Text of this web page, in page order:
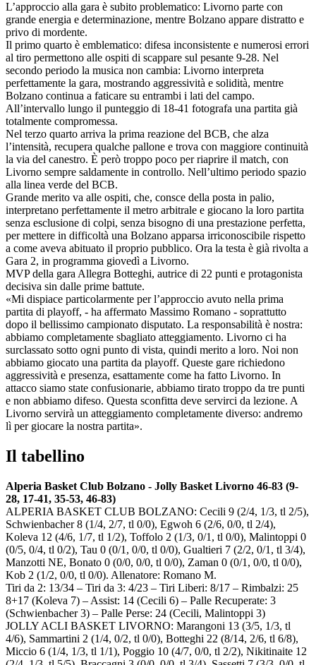
L’approccio alla gara è subito problematico: Livorno parte con
grande energia e determinazione, mentre Bolzano appare distratto e
privo di mordente.
Il primo quarto è emblematico: difesa inconsistente e numerosi errori
al tiro permettono alle ospiti di scappare sul pesante 9-28. Nel
secondo periodo la musica non cambia: Livorno interpreta
perfettamente la gara, mostrando aggressività e solidità, mentre
Bolzano continua a faticare su entrambi i lati del campo.
All’intervallo lungo il punteggio di 18-41 fotografa una partita già
totalmente compromessa.
Nel terzo quarto arriva la prima reazione del BCB, che alza
l’intensità, recupera qualche pallone e trova con maggiore continuità
la via del canestro. È però troppo poco per riaprire il match, con
Livorno sempre saldamente in controllo. Nell’ultimo periodo spazio
alla linea verde del BCB.
Grande merito va alle ospiti, che, consce della posta in palio,
interpretano perfettamente il metro arbitrale e giocano la loro partita
senza esclusione di colpi, senza bisogno di una prestazione perfetta,
per mettere in difficoltà una Bolzano apparsa irriconoscibile rispetto
a come aveva abituato il proprio pubblico. Ora la testa è già rivolta a
Gara 2, in programma giovedì a Livorno.
MVP della gara Allegra Botteghi, autrice di 22 punti e protagonista
decisiva sin dalle prime battute.
«Mi dispiace particolarmente per l’approccio avuto nella prima
partita di playoff, - ha affermato Massimo Romano - soprattutto
dopo il bellissimo campionato disputato. La responsabilità è nostra:
abbiamo completamente sbagliato atteggiamento. Livorno ci ha
surclassato sotto ogni punto di vista, quindi merito a loro. Noi non
abbiamo giocato una partita da playoff. Queste gare richiedono
aggressività e presenza, esattamente come ha fatto Livorno. In
attacco siamo state confusionarie, abbiamo tirato troppo da tre punti
e non abbiamo difeso. Questa sconfitta deve servirci da lezione. A
Livorno servirà un atteggiamento completamente diverso: andremo
lì per giocare la nostra partita».
Il tabellino
Alperia Basket Club Bolzano - Jolly Basket Livorno 46-83 (9-
28, 17-41, 35-53, 46-83)
ALPERIA BASKET CLUB BOLZANO: Cecili 9 (2/4, 1/3, tl 2/5),
Schwienbacher 8 (1/4, 2/7, tl 0/0), Egwoh 6 (2/6, 0/0, tl 2/4),
Koleva 12 (4/6, 1/7, tl 1/2), Toffolo 2 (1/3, 0/1, tl 0/0), Malintoppi 0
(0/5, 0/4, tl 0/2), Tau 0 (0/1, 0/0, tl 0/0), Gualtieri 7 (2/2, 0/1, tl 3/4),
Manzotti NE, Bonato 0 (0/0, 0/0, tl 0/0), Zaman 0 (0/1, 0/0, tl 0/0),
Kob 2 (1/2, 0/0, tl 0/0). Allenatore: Romano M.
Tiri da 2: 13/34 – Tiri da 3: 4/23 – Tiri Liberi: 8/17 – Rimbalzi: 25
8+17 (Koleva 7) – Assist: 14 (Cecili 6) – Palle Recuperate: 3
(Schwienbacher 3) – Palle Perse: 24 (Cecili, Malintoppi 3)
JOLLY ACLI BASKET LIVORNO: Marangoni 13 (3/5, 1/3, tl
4/6), Sammartini 2 (1/4, 0/2, tl 0/0), Botteghi 22 (8/14, 2/6, tl 6/8),
Miccio 6 (1/4, 1/3, tl 1/1), Poggio 10 (4/7, 0/0, tl 2/2), Nikitinaite 12